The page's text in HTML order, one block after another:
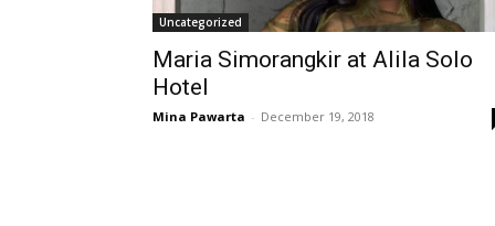
Uncategorized
Maria Simorangkir at Alila Solo
Hotel
Mina Pawarta - December 19, 2018